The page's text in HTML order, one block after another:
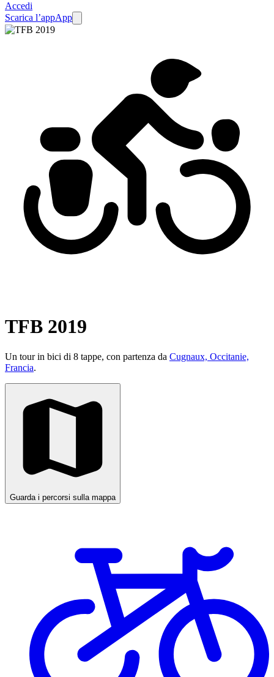
Accedi
Scarica l’appApp
TFB 2019
Un tour in bici di 8 tappe, con partenza da Cugnaux, Occitanie,
Francia.
Guarda i percorsi sulla mappa